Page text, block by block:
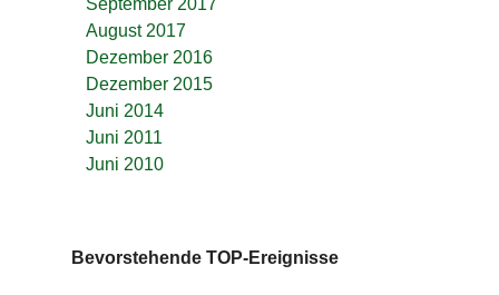
September 2017
August 2017
Dezember 2016
Dezember 2015
Juni 2014
Juni 2011
Juni 2010
Bevorstehende TOP-Ereignisse